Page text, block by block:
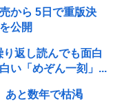
から 5日で重版決
公開
返し読んでも面白
い「めぞん一刻」...
あと数年で枯渇